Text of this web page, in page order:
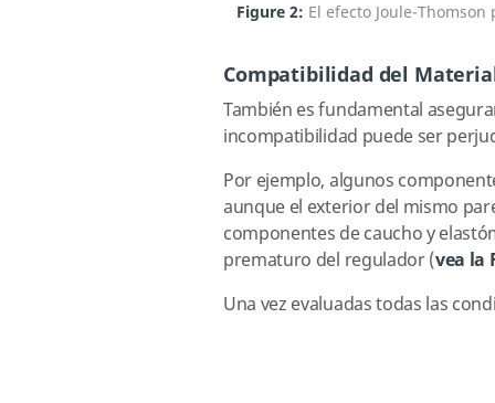
Figure 2: El efecto Joule-
Compatibilidad del
También es fundamental
incompatibilidad puede ser
Por ejemplo, algunos
aunque el exterior del mismo
componentes de caucho y
prematuro del regulador (vea la
Una vez evaluadas todas las